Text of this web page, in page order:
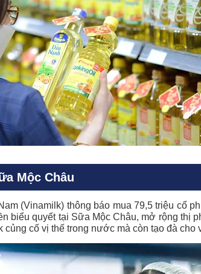
Mộc Châu
(Vinamilk) thông báo mua 79,5 triệu cổ
biểu quyết tại Sữa Mộc Châu, mở rộng thị
cố vị thế trong nước mà còn tạo đà cho